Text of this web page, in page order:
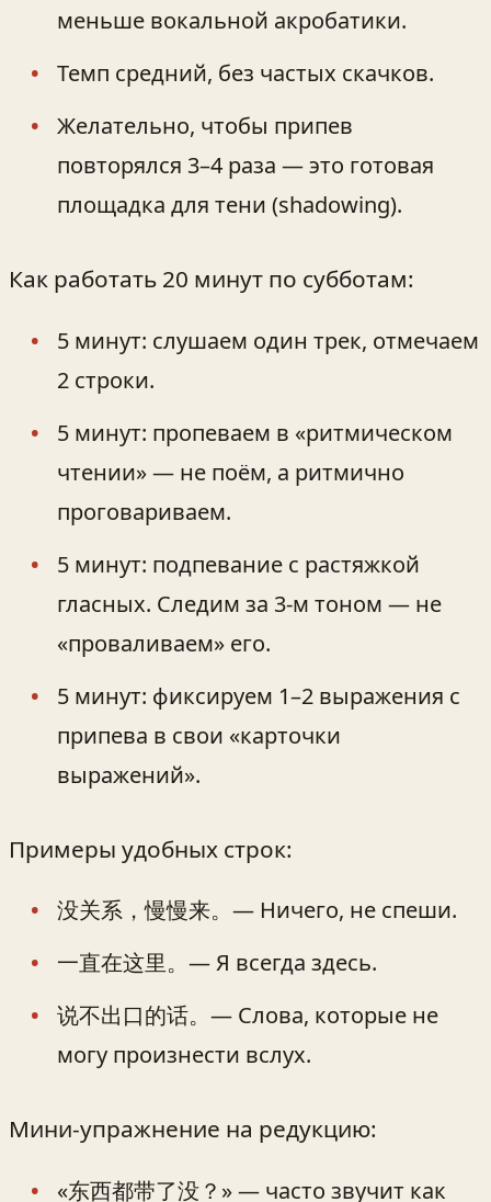
меньше вокальной акробатики.
Темп средний, без частых скачков.
Желательно, чтобы припев
повторялся 3–4 раза — это готовая
площадка для тени (shadowing).
Как работать 20 минут по субботам:
5 минут: слушаем один трек, отмечаем
2 строки.
5 минут: пропеваем в «ритмическом
чтении» — не поём, а ритмично
проговариваем.
5 минут: подпевание с растяжкой
гласных. Следим за 3-м тоном — не
«проваливаем» его.
5 минут: фиксируем 1–2 выражения с
припева в свои «карточки
выражений».
Примеры удобных строк:
没关系，慢慢来。— Ничего, не спеши.
一直在这里。— Я всегда здесь.
说不出口的话。— Слова, которые не
могу произнести вслух.
Мини‑упражнение на редукцию:
«东西都带了没？» — часто звучит как